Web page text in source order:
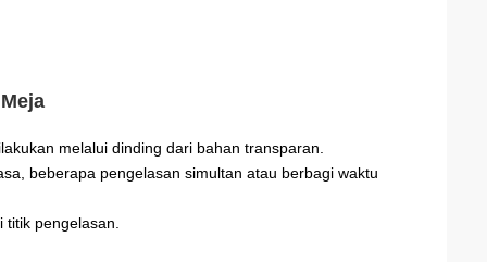
melalui dinding dari bahan transparan.
beberapa pengelasan simultan atau berbagi waktu
pengelasan.